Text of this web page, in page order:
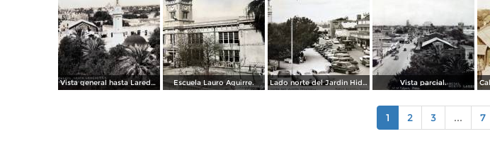
Vista general hasta Laredo TX. ( Circulada el 3 de Abril de 1943 ). Escuela Lauro Aguirre. Lado norte del Jardin Hidalgo ( Circulada el 17 deSeptiembre de 1957 ). Vista parcial.
1 2 3 ... 7